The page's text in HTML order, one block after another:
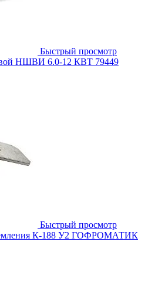
Быстрый просмотр
НШВИ 6.0-12 КВТ 79449
Быстрый просмотр
К-188 У2 ГОФРОМАТИК